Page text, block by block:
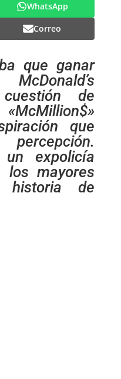
WhatsApp
Correo
que ganar
de
que
un expolicía
los mayores
de